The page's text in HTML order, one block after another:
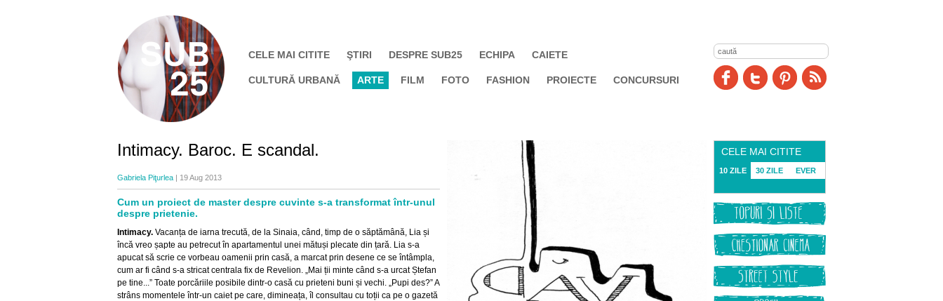
CELE MAI CITITE ŞTIRI DESPRE SUB25 ECHIPA CAIETE
CULTURĂ URBANĂ ARTE FILM FOTO FASHION PROIECTE CONCURSURI
Intimacy. Baroc. E scandal.
Gabriela Piţurlea | 19 Aug 2013
Cum un proiect de master despre cuvinte s-a transformat într-unul
despre prietenie.
Intimacy. Vacanța de iarna trecută, de la Sinaia, când, timp de o săptămână, Lia și
încă vreo șapte au petrecut în apartamentul unei mătuși plecate din țară. Lia s-a
apucat să scrie ce vorbeau oamenii prin casă, a marcat prin desene ce se întâmpla,
cum ar fi când s-a stricat centrala fix de Revelion. „Mai ții minte când s-a urcat Ștefan
pe tine...” Toate porcăriile posibile dintr-o casă cu prieteni buni și vechi. „Pupi des?” A
strâns momentele într-un caiet pe care, dimineața, îl consultau cu toții ca pe o gazetă
CELE MAI CITITE
10 ZILE 30 ZILE EVER